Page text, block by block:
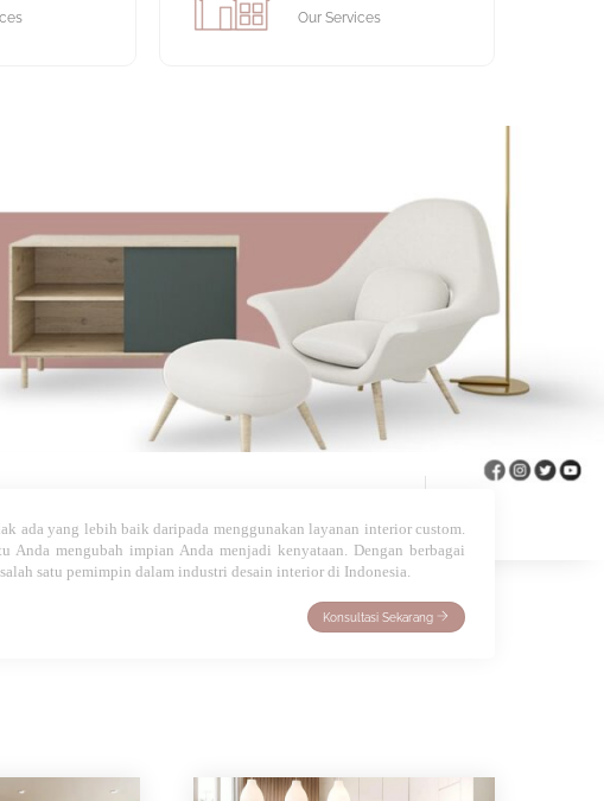
Our Services
ada yang lebih baik daripada menggunakan layanan interior custom.
mengubah impian Anda menjadi kenyataan. Dengan berbagai
satu pemimpin dalam industri desain interior di Indonesia.
Konsultasi Sekarang